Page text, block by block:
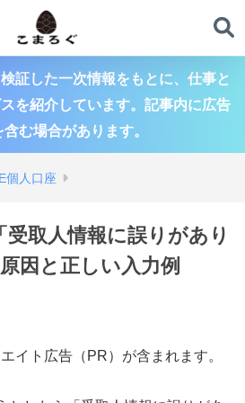
証した一次情報をもとに、仕事と
を紹介しています。記事内に広告
含む場合があります。
個人口座
取人情報に誤りがあり
因と正しい入力例
イト広告（PR）が含まれます。